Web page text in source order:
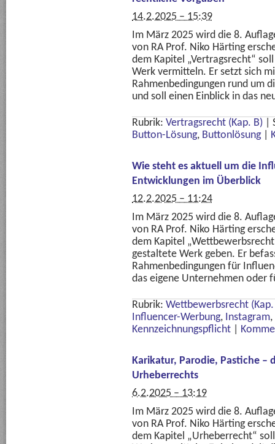
14.2.2025 – 15:39
Im März 2025 wird die 8.
von RA Prof. Niko Härting
dem Kapitel „Vertragsrecht“
Werk vermitteln. Er setzt sich
Rahmenbedingungen rund um
und soll einen Einblick in das
Rubrik: Vertragsrecht (Kap. B)
Button-Lösung, Buttonlösung
Wie steht es aktuell um die
Entwicklungen im Überblick
12.2.2025 – 11:24
Im März 2025 wird die 8.
von RA Prof. Niko Härting
dem Kapitel
gestaltete Werk geben. Er
Rahmenbedingungen für
das eigene Unternehmen oder
Rubrik: Wettbewerbsrecht (Kap.
Influencer-Werbung, Instagram,
Kennzeichnungspflicht
Karikatur, Parodie, Pastiche –
Urheberrechts
6.2.2025 – 13:19
Im März 2025 wird die 8.
von RA Prof. Niko Härting
dem Kapitel „Urheberrecht“